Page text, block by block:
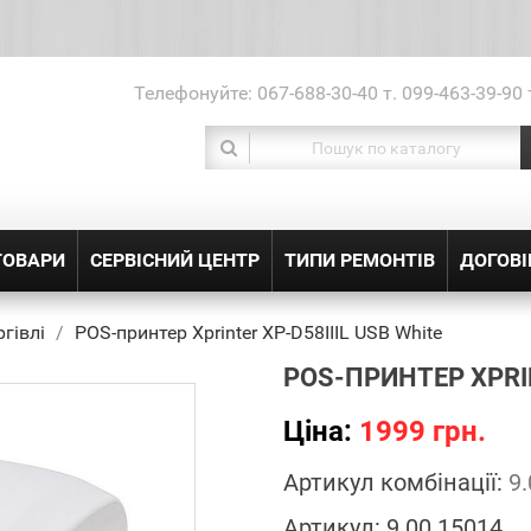
Телефонуйте: 067-688-30-40 т. 099-463-39-
СЕРВІСНИЙ ЦЕНТР ТИПИ РЕМОНТІВ
POS-принтер Xprinter XP-D58IIIL USB White
POS-ПРИНТЕР
Ціна: 1999 грн.
Артикул комбінації: